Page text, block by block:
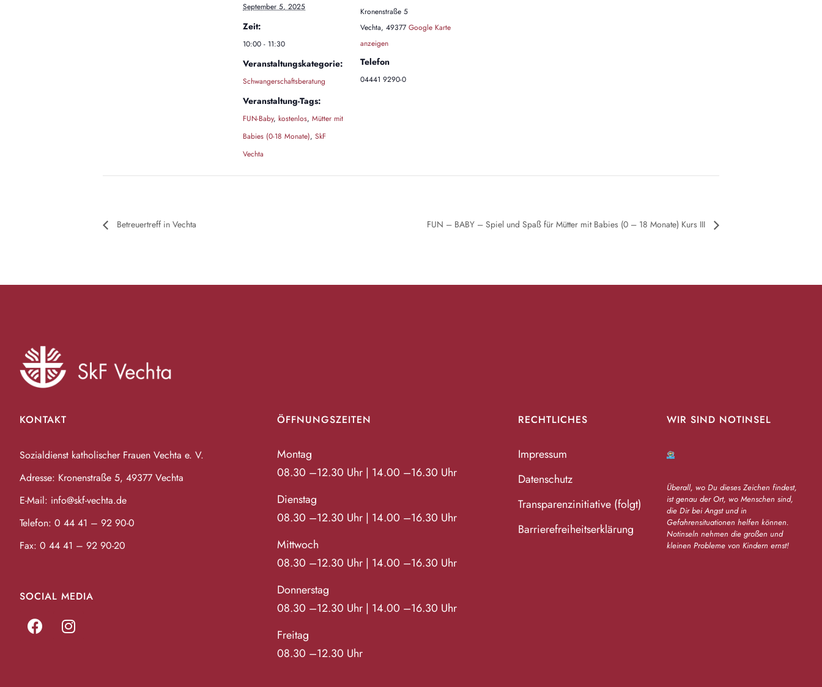
September 5, 2025
Zeit:
10:00 - 11:30
Veranstaltungskategorie:
Schwangerschaftsberatung
Veranstaltung-Tags:
FUN-Baby, kostenlos, Mütter mit
Babies (0-18 Monate), SkF
Vechta
Kronenstraße 5
Vechta, 49377 Google Karte
anzeigen
Telefon
04441 9290-0
Betreuertreff in Vechta FUN – BABY – Spiel und Spaß für Mütter mit Babies (0 – 18 Monate) Kurs III
KONTAKT
Sozialdienst katholischer Frauen Vechta e. V.
Adresse: Kronenstraße 5, 49377 Vechta
E-Mail: info@skf-vechta.de
Telefon: 0 44 41 – 92 90-0
Fax: 0 44 41 – 92 90-20
SOCIAL MEDIA
ÖFFNUNGSZEITEN
Montag
08.30 –12.30 Uhr | 14.00 –16.30 Uhr
Dienstag
08.30 –12.30 Uhr | 14.00 –16.30 Uhr
Mittwoch
08.30 –12.30 Uhr | 14.00 –16.30 Uhr
Donnerstag
08.30 –12.30 Uhr | 14.00 –16.30 Uhr
Freitag
08.30 –12.30 Uhr
RECHTLICHES
Impressum
Datenschutz
Transparenzinitiative (folgt)
Barrierefreiheitserklärung
WIR SIND NOTINSEL
Überall, wo Du dieses Zeichen findest,
ist genau der Ort, wo Menschen sind,
die Dir bei Angst und in
Gefahrensituationen helfen können.
Notinseln nehmen die großen und
kleinen Probleme von Kindern ernst!